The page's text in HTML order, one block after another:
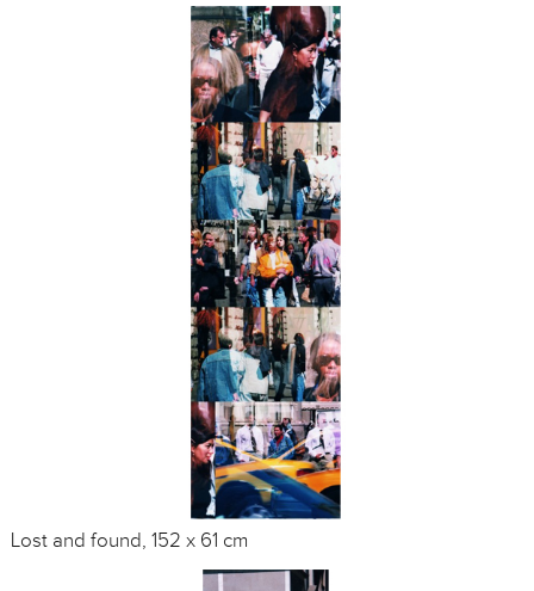
Lost and found, 152 x 61 cm